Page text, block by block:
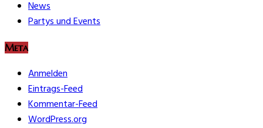
News
Partys und Events
Meta
Anmelden
Eintrags-Feed
Kommentar-Feed
WordPress.org